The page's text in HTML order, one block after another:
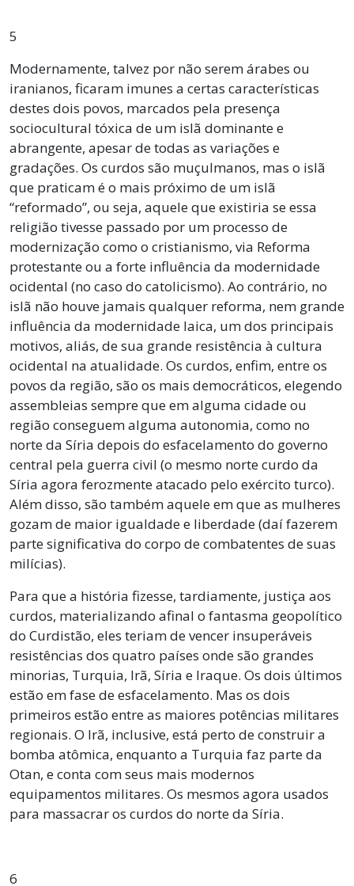
5
Modernamente, talvez por não serem árabes ou
iranianos, ficaram imunes a certas características
destes dois povos, marcados pela presença
sociocultural tóxica de um islã dominante e
abrangente, apesar de todas as variações e
gradações. Os curdos são muçulmanos, mas o islã
que praticam é o mais próximo de um islã
“reformado”, ou seja, aquele que existiria se essa
religião tivesse passado por um processo de
modernização como o cristianismo, via Reforma
protestante ou a forte influência da modernidade
ocidental (no caso do catolicismo). Ao contrário, no
islã não houve jamais qualquer reforma, nem grande
influência da modernidade laica, um dos principais
motivos, aliás, de sua grande resistência à cultura
ocidental na atualidade. Os curdos, enfim, entre os
povos da região, são os mais democráticos, elegendo
assembleias sempre que em alguma cidade ou
região conseguem alguma autonomia, como no
norte da Síria depois do esfacelamento do governo
central pela guerra civil (o mesmo norte curdo da
Síria agora ferozmente atacado pelo exército turco).
Além disso, são também aquele em que as mulheres
gozam de maior igualdade e liberdade (daí fazerem
parte significativa do corpo de combatentes de suas
milícias).
Para que a história fizesse, tardiamente, justiça aos
curdos, materializando afinal o fantasma geopolítico
do Curdistão, eles teriam de vencer insuperáveis
resistências dos quatro países onde são grandes
minorias, Turquia, Irã, Síria e Iraque. Os dois últimos
estão em fase de esfacelamento. Mas os dois
primeiros estão entre as maiores potências militares
regionais. O Irã, inclusive, está perto de construir a
bomba atômica, enquanto a Turquia faz parte da
Otan, e conta com seus mais modernos
equipamentos militares. Os mesmos agora usados
para massacrar os curdos do norte da Síria.
6